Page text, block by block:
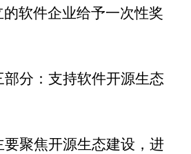
软件企业给予一次性奖
部分：支持软件开源生态
要聚焦开源生态建设，进